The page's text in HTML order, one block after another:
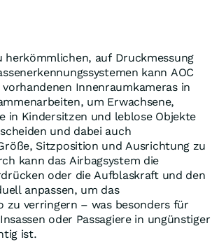
herkömmlichen, auf Druckmessung
kann AOC
Innenraumkameras in
um Erwachsene,
in Kindersitzen und leblose Objekte
und dabei auch
Sitzposition und Ausrichtung zu
kann das Airbagsystem die
oder die Aufblaskraft und den
anpassen, um das
zu verringern – was besonders für
oder Passagiere in ungünstiger
ist.